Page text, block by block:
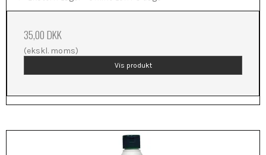
35,00 DKK
(ekskl. moms)
Vis produkt